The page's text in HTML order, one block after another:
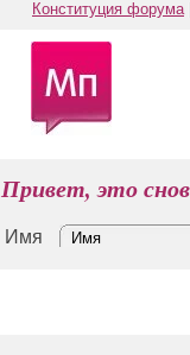
Конституция форума|
Привет, это
Имя